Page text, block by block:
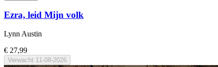
Ezra, leid Mijn volk
Lynn Austin
€ 27,99
Verwacht 11-08-2026